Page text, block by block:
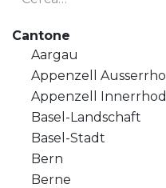
Cantone
Aargau
Appenzell
Appenzell
Basel-Landschaft
Basel-Stadt
Bern
Berne